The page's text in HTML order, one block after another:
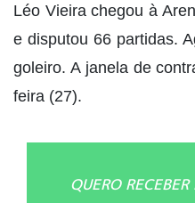
Léo Vieira chegou à
e disputou 66 partidas.
goleiro. A janela de
feira (27).
QUERO